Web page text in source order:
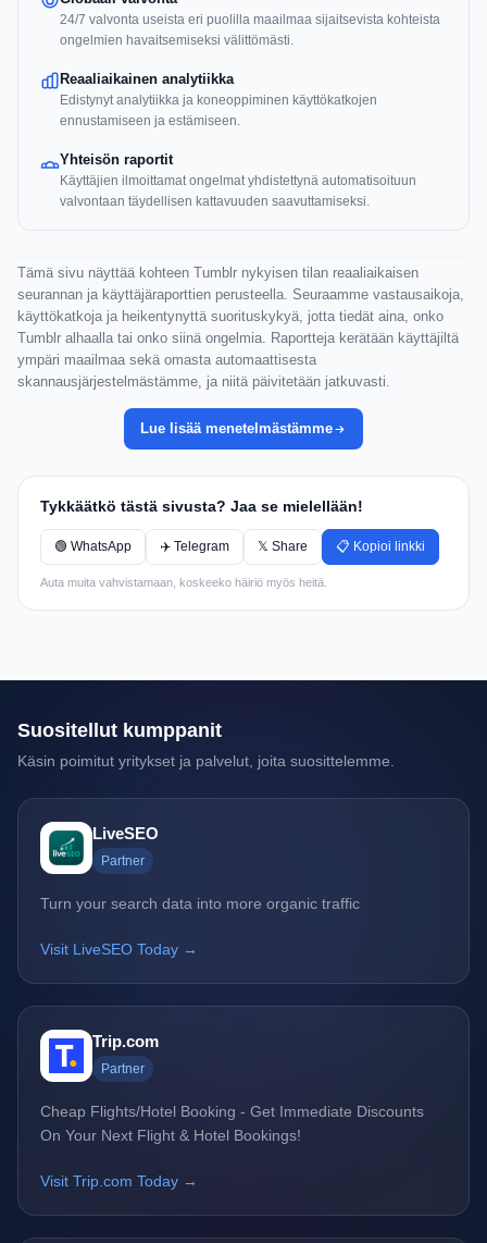
24/7 valvonta useista eri puolilla maailmaa sijaitsevista kohteista
ongelmien havaitsemiseksi välittömästi.
Reaaliaikainen analytiikka
Edistynyt analytiikka ja koneoppiminen käyttökatkojen
ennustamiseen ja estämiseen.
Yhteisön raportit
Käyttäjien ilmoittamat ongelmat yhdistettynä automatisoituun
valvontaan täydellisen kattavuuden saavuttamiseksi.
Tämä sivu näyttää kohteen Tumblr nykyisen tilan reaaliaikaisen
seurannan ja käyttäjäraporttien perusteella. Seuraamme vastausaikoja,
käyttökatkoja ja heikentynyttä suorituskykyä, jotta tiedät aina, onko
Tumblr alhaalla tai onko siinä ongelmia. Raportteja kerätään käyttäjiltä
ympäri maailmaa sekä omasta automaattisesta
skannausjärjestelmästämme, ja niitä päivitetään jatkuvasti.
Lue lisää menetelmästämme
Tykkäätkö tästä sivusta? Jaa se mielellään!
🟢 WhatsApp ✈️ Telegram 𝕏 Share 📋 Kopioi linkki
Auta muita vahvistamaan, koskeeko häiriö myös heitä.
Suositellut kumppanit
Käsin poimitut yritykset ja palvelut, joita suosittelemme.
LiveSEO
Partner
Turn your search data into more organic traffic
Visit LiveSEO Today →
Trip.com
Partner
Cheap Flights/Hotel Booking - Get Immediate Discounts
On Your Next Flight & Hotel Bookings!
Visit Trip.com Today →